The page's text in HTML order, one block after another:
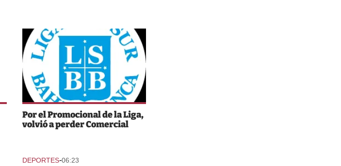
Por el Promocional de la Liga,
volvió a perder Comercial
DEPORTES-06:23